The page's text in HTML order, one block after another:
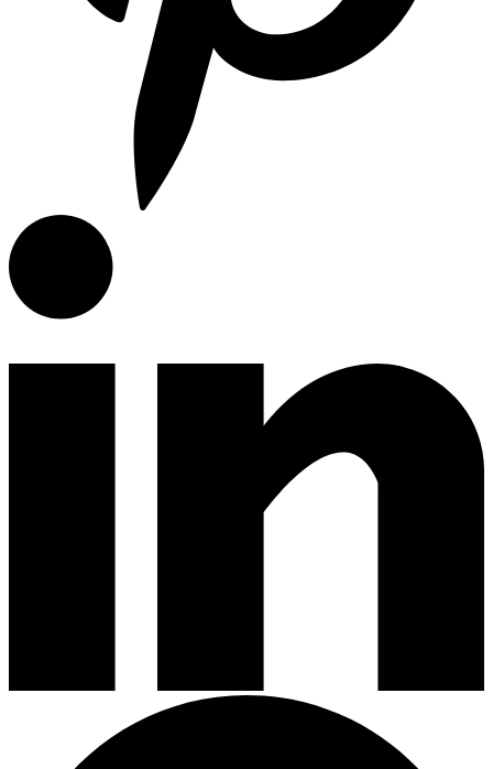
Articulos de Cocina
Campanas de Cocina